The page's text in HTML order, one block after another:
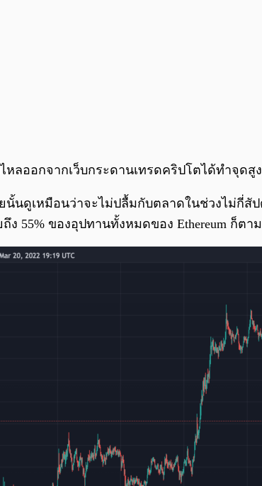
หลออกจากเว็บกระดานเทรดคริปโตได้ทำจุด
นดูเหมือนว่าจะไม่ปลื้มกับตลาดในช่วงไม่กี่สั
ง 55% ของอุปทานทั้งหมดของ Ethereum ก็ตาม